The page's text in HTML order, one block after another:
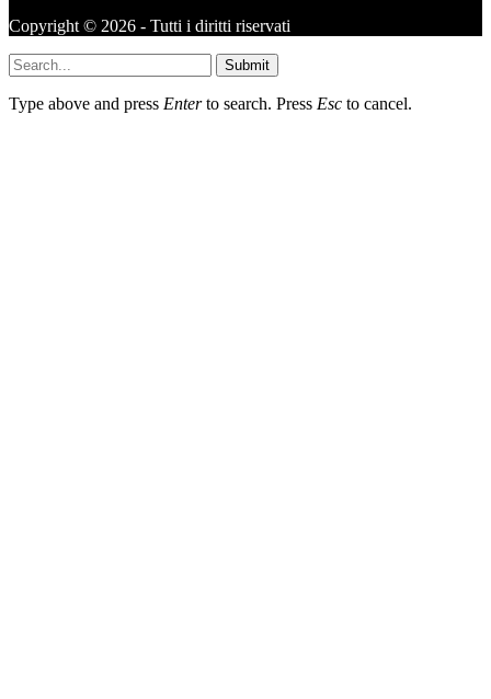
Copyright © 2026 - Tutti i diritti riservati
Submit
Type above and press Enterto search. Press Esc to cancel.